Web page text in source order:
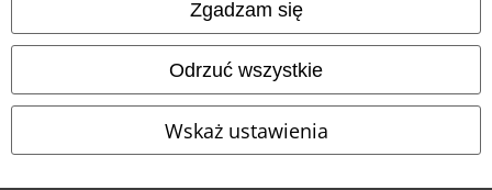
Zgadzam się
Odrzuć wszystkie
Wskaż ustawienia
Sklepy internetowe EMP